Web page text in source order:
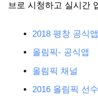
브로 시청하고 실시간
2018 평창 공식앱
올림픽- 공식앱
올림픽 채널
2016 올림픽 선